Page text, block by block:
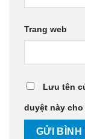
Trang web
Lưu tên
duyệt này